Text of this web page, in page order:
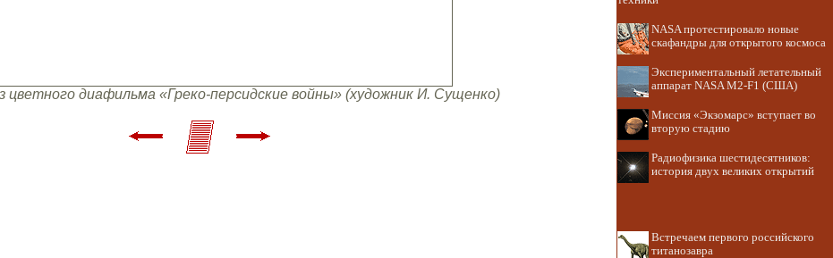
цветного диафильма «Греко-персидские войны» (художник И. Сущенко)
NASA протестировало новые
скафандры для открытого космоса
Экспериментальный летательный
аппарат NASA M2-F1 (США)
Миссия «Экзомарс» вступает во
вторую стадию
Радиофизика шестидесятников:
история двух великих открытий
Встречаем первого российского
титанозавра